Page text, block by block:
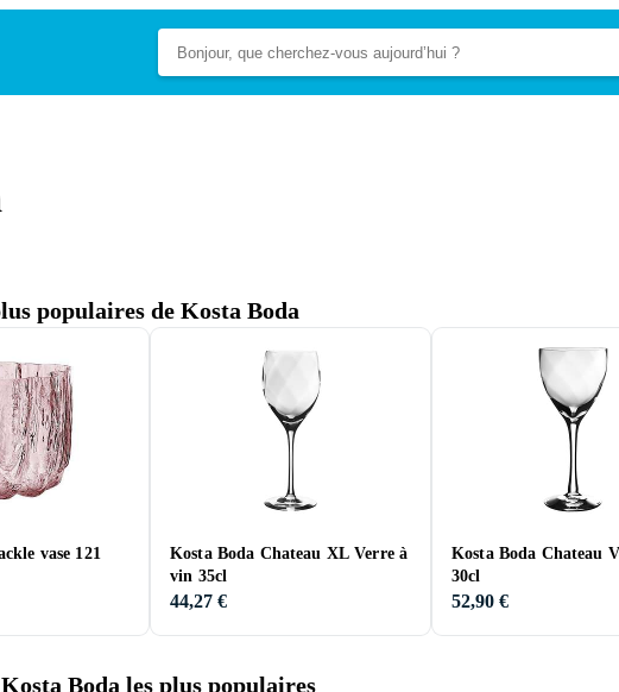
populaires de Kosta Boda
vase 121
Kosta Boda Chateau XL Verre à
vin 35cl
44,27 €
Kosta Boda Chateau
30cl
52,90 €
Boda les plus populaires